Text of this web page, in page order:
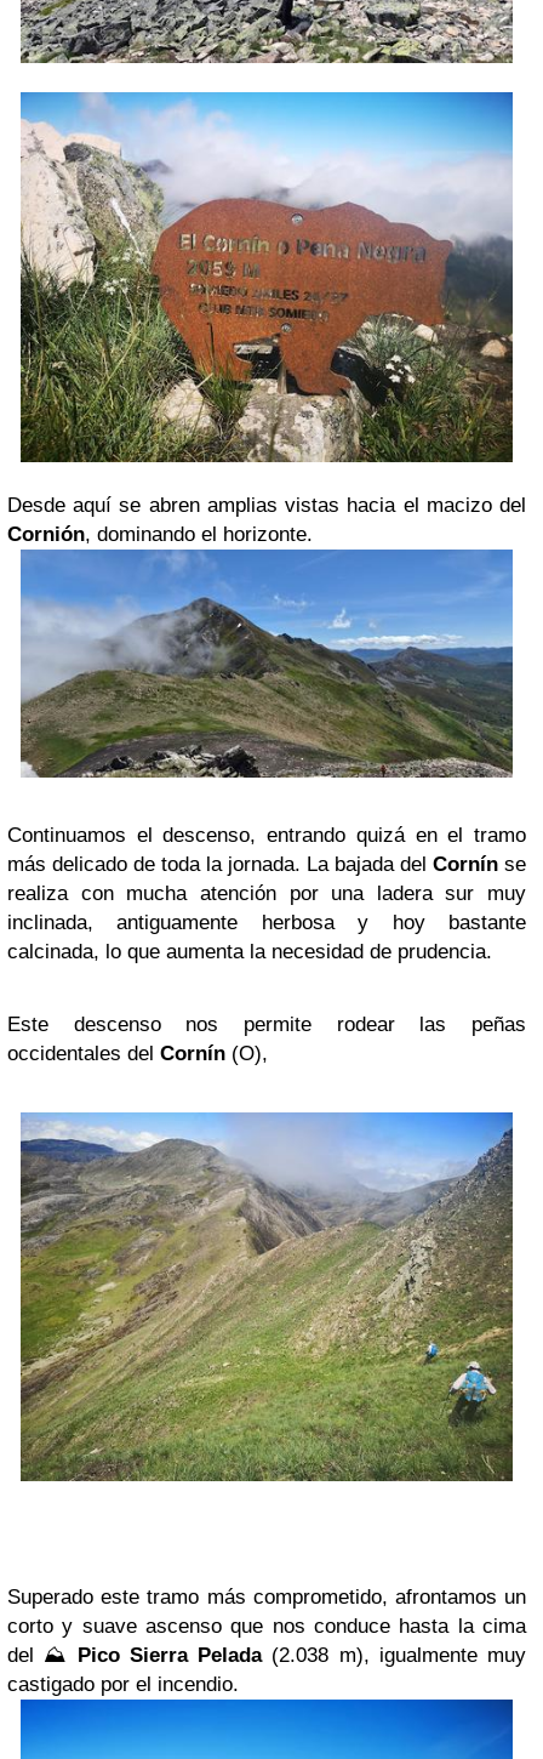
Desde aquí se abren amplias vistas hacia el macizo del
Cornión, dominando el horizonte.
Continuamos el descenso, entrando quizá en el tramo
más delicado de toda la jornada. La bajada del Cornín se
realiza con mucha atención por una ladera sur muy
inclinada, antiguamente herbosa y hoy bastante
calcinada, lo que aumenta la necesidad de prudencia.
Este descenso nos permite rodear las peñas
occidentales del Cornín (O),
Superado este tramo más comprometido, afrontamos un
corto y suave ascenso que nos conduce hasta la cima
del ⛰️
Pico Sierra Pelada(2.038 m), igualmente muy
castigado por el incendio.